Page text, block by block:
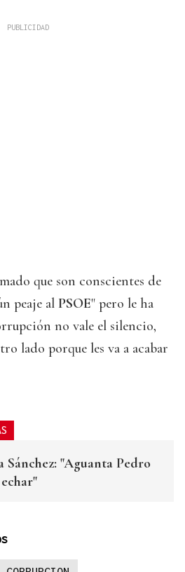
que son conscientes de
peaje al PSOE" pero le ha
no vale el silencio,
lado porque les va a acabar
"Aguanta Pedro